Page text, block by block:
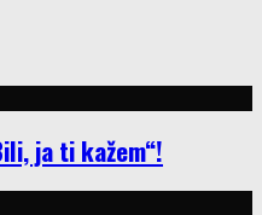
ja ti kažem“!